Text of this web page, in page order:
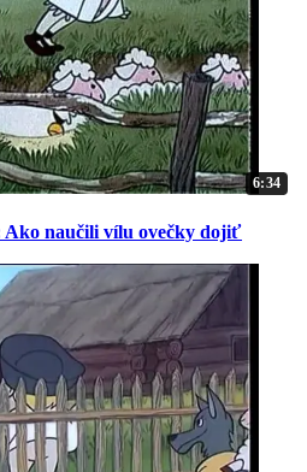
6:34
naučili vílu ovečky dojiť